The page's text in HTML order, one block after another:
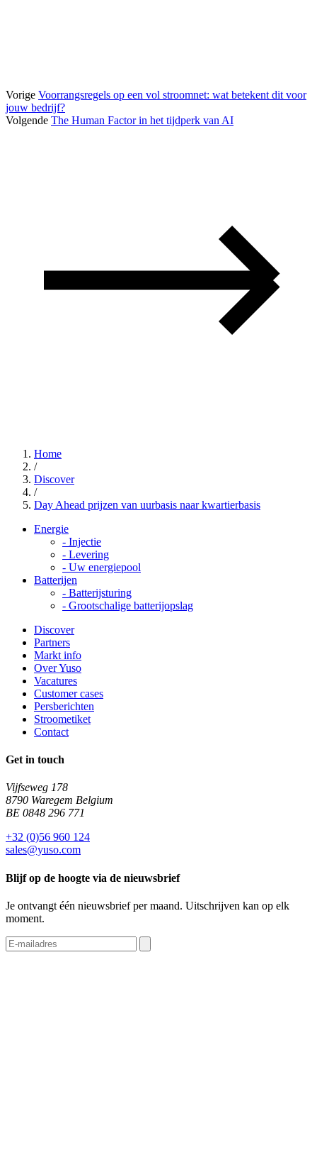
Vorige Voorrangsregels op een vol stroomnet: wat betekent dit voor
jouw bedrijf?
Volgende The Human Factor in het tijdperk van AI
Home
/
Discover
/
Day Ahead prijzen van uurbasis naar kwartierbasis
Energie
- Injectie
- Levering
- Uw energiepool
Batterijen
- Batterijsturing
- Grootschalige batterijopslag
Discover
Partners
Markt info
Over Yuso
Vacatures
Customer cases
Persberichten
Stroometiket
Contact
Get in touch
Vijfseweg 178
8790 Waregem Belgium
BE 0848 296 771
+32 (0)56 960 124
sales@yuso.com
Blijf op de hoogte via de nieuwsbrief
Je ontvangt één nieuwsbrief per maand. Uitschrijven kan op elk
moment.